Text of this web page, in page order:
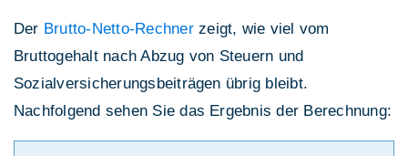
Der Brutto-Netto-Rechnerzeigt, wie viel vom
Bruttogehalt nach Abzug von Steuern und
Sozialversicherungsbeiträgen übrig bleibt.
Nachfolgend sehen Sie das Ergebnis der Berechnung: